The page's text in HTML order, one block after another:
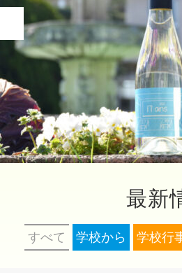
最新
すべて 学校から 学校行